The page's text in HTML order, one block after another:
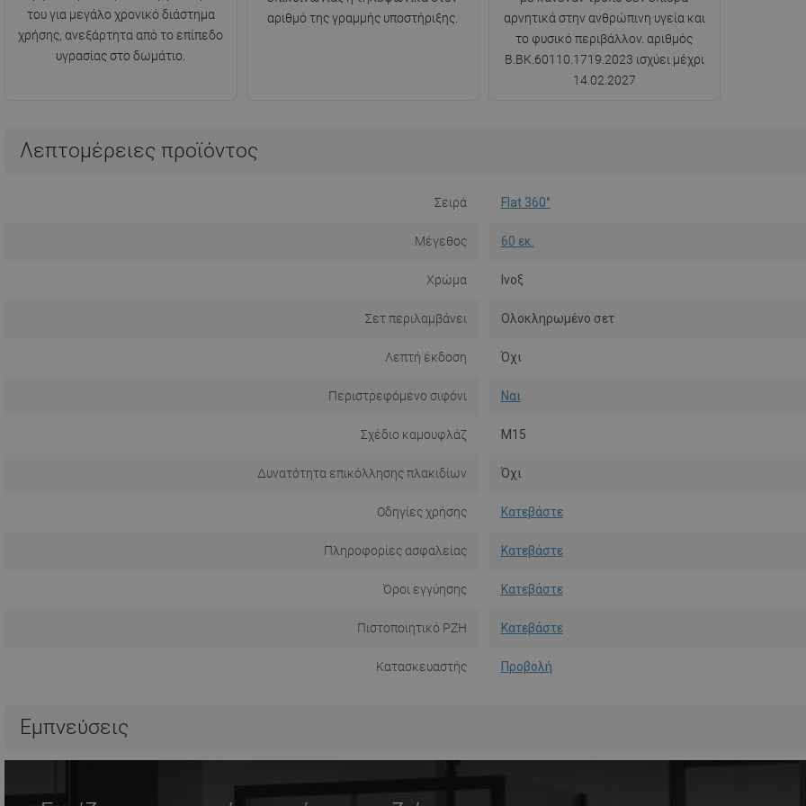
του για μεγάλο χρονικό διάστημα
χρήσης, ανεξάρτητα από το επίπεδο
υγρασίας στο δωμάτιο.
αριθμό της γραμμής υποστήριξης.
αρνητικά στην ανθρώπινη υγεία και
το φυσικό περιβάλλον. αριθμός
B.BK.60110.1719.2023 ισχύει μέχρι
14.02.2027
Λεπτομέρειες προϊόντος
Σειρά Flat 360°
Μέγεθος 60 εκ.
Χρώμα Ινοξ
Σετ περιλαμβάνει Ολοκληρωμένο σετ
Λεπτή έκδοση Όχι
Περιστρεφόμενο σιφόνι Ναι
Σχέδιο καμουφλάζ M15
Δυνατότητα επικόλλησης πλακιδίων Όχι
Οδηγίες χρήσης Κατεβάστε
Πληροφορίες ασφαλείας Κατεβάστε
Όροι εγγύησης Κατεβάστε
Πιστοποιητικό PZH Κατεβάστε
Κατασκευαστής Προβολή
Εμπνεύσεις